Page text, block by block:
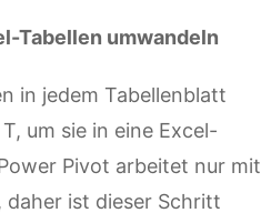
Tabellen umwandeln
in jedem Tabellenblatt
um sie in eine Excel-
Pivot arbeitet nur mit
ist dieser Schritt